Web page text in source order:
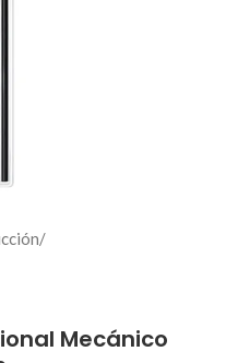
/
Mecánico